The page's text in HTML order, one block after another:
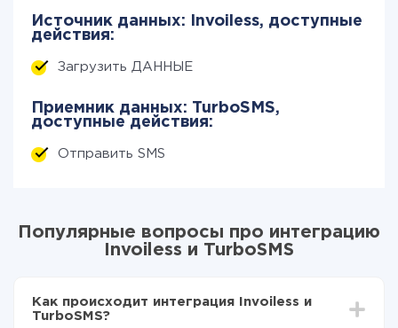
Источник данных: Invoiless, доступные
действия:
Загрузить ДАННЫЕ
Приемник данных: TurboSMS,
доступные действия:
Отправить SMS
Популярные вопросы про интеграцию
Invoiless и TurboSMS
Как происходит интеграция Invoiless и
TurboSMS?